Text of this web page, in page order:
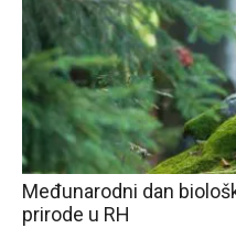
Međunarodni dan
prirode u RH